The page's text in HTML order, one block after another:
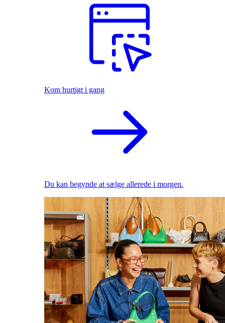
Kom hurtigt i gang
Du kan begynde at sælge allerede i morgen.